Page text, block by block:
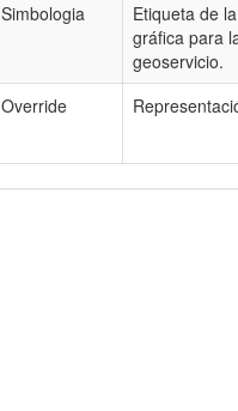
Simbologia
Etiqueta de
gráfica para
geoservicio.
Override